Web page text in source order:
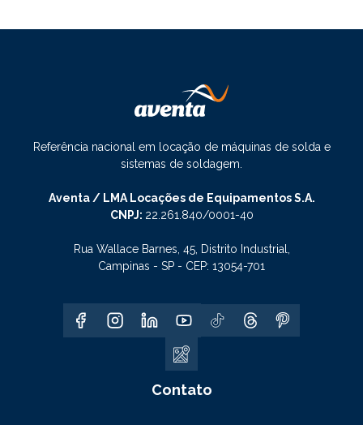
Referência nacional em locação de máquinas de solda e
sistemas de soldagem.
Aventa / LMA Locações de Equipamentos S.A.
CNPJ: 22.261.840/0001-40
Rua Wallace Barnes, 45, Distrito Industrial,
Campinas - SP - CEP: 13054-701
Contato